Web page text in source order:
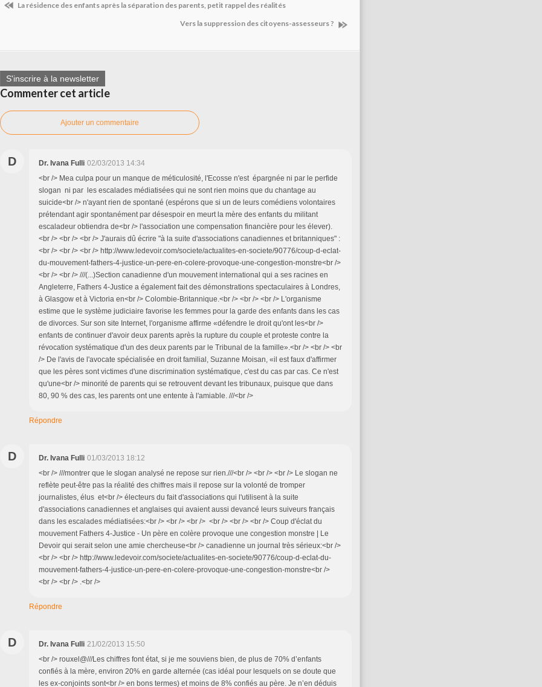
La résidence des enfants après la séparation des parents, petit rappel des réalités
Vers la suppression des citoyens-assesseurs ?
S'inscrire à la newsletter
Commenter cet article
Ajouter un commentaire
D Dr. Ivana Fulli 02/03/2013 14:34
<br /> Mea culpa pour un manque de méticulosité, l'Ecosse n'est épargnée ni par le perfide
slogan ni par les escalades médiatisées qui ne sont rien moins que du chantage au
suicide<br /> n'ayant rien de spontané (espérons que si un de leurs comédiens volontaires
prétendant agir spontanément par désespoir en meurt la mère des enfants du militant
escaladeur obtiendra de<br /> l'association une compensation financière pour les élever).
<br /> <br /> <br /> J'aurais dû écrire "à la suite d'associations canadiennes et britanniques" :
<br /> <br /> <br /> http://www.ledevoir.com/societe/actualites-en-societe/90776/coup-d-eclat-
du-mouvement-fathers-4-justice-un-pere-en-colere-provoque-une-congestion-monstre<br />
<br /> <br /> ///(...)Section canadienne d'un mouvement international qui a ses racines en
Angleterre, Fathers 4-Justice a également fait des démonstrations spectaculaires à Londres,
à Glasgow et à Victoria en<br /> Colombie-Britannique.<br /> <br /> <br /> L'organisme
estime que le système judiciaire favorise les femmes pour la garde des enfants dans les cas
de divorces. Sur son site Internet, l'organisme affirme «défendre le droit qu'ont les<br />
enfants de continuer d'avoir deux parents après la rupture du couple et proteste contre la
révocation systématique d'un des deux parents par le Tribunal de la famille».<br /> <br /> <br
/> De l'avis de l'avocate spécialisée en droit familial, Suzanne Moisan, «il est faux d'affirmer
que les pères sont victimes d'une discrimination systématique, c'est du cas par cas. Ce n'est
qu'une<br /> minorité de parents qui se retrouvent devant les tribunaux, puisque que dans
80, 90 % des cas, les parents ont une entente à l'amiable. ///<br />
Répondre
D Dr. Ivana Fulli 01/03/2013 18:12
<br /> ///montrer que le slogan analysé ne repose sur rien.///<br /> <br /> <br /> Le slogan ne
reflète peut-être pas la réalité des chiffres mais il repose sur la volonté de tromper
journalistes, élus et<br /> électeurs du fait d'associations qui l'utilisent à la suite
d'associations canadiennes et anglaises qui avaient aussi devancé leurs suiveurs français
dans les escalades médiatisées:<br /> <br /> <br /> <br /> <br /> <br /> Coup d'éclat du
mouvement Fathers 4-Justice - Un père en colère provoque une congestion monstre | Le
Devoir qui serait selon une amie chercheuse<br /> canadienne un journal très sérieux:<br />
<br /> <br /> http://www.ledevoir.com/societe/actualites-en-societe/90776/coup-d-eclat-du-
mouvement-fathers-4-justice-un-pere-en-colere-provoque-une-congestion-monstre<br />
<br /> <br /> .<br />
Répondre
D Dr. Ivana Fulli 21/02/2013 15:50
<br /> rouxel@///Les chiffres font état, si je me souviens bien, de plus de 70% d’enfants
confiés à la mère, environ 20% en garde alternée (cas idéal pour lesquels on se doute que
les ex-conjoints sont<br /> en bons termes) et moins de 8% confiés au père. Je n’en déduis